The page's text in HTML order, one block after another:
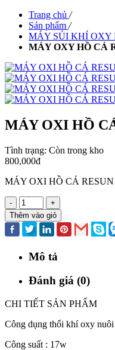
Trang chủ /
Sản phẩm /
MÁY SỦI KHÍ OXY
MÁY OXY HỒ CÁ
MÁY OXI HỒ
Tình trạng: Còn trong kho
800,000đ
MÁY OXI HỒ CÁ RESUN
-
+
Thêm vào giỏ
Mô tả
Đánh giá (0)
CHI TIẾT SẢN PHẨM
Công dụng thổi khí oxy nuôi
Công suất : 17w